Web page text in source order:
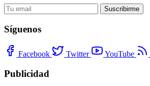
Suscribirme
Síguenos
Facebook Twitter YouTube
Publicidad